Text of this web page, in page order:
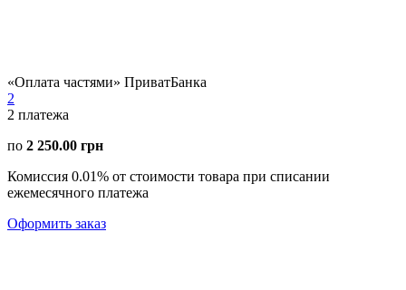
«Оплата частями» ПриватБанка
2
2 платежа
по 2 250.00 грн
Комиссия 0.01% от стоимости товара при списании
ежемесячного платежа
Оформить заказ